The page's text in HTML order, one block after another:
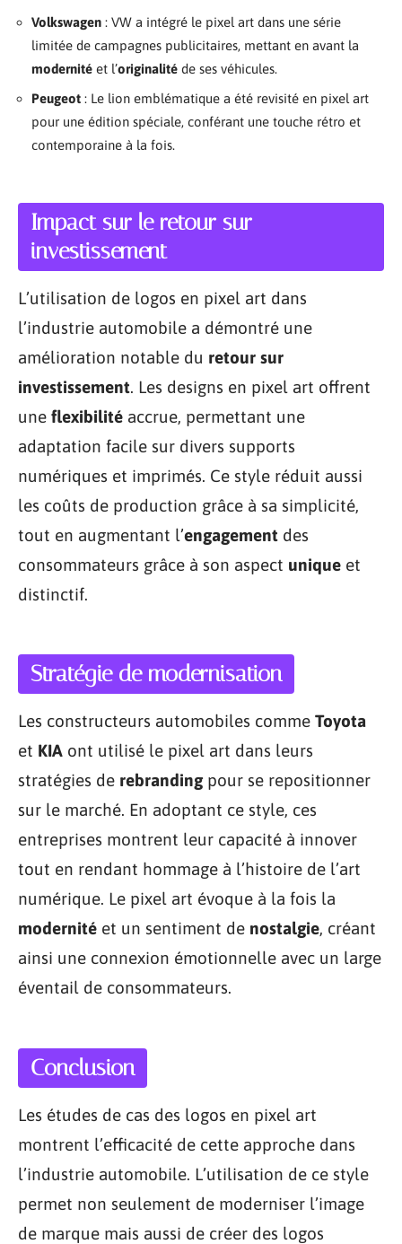
Volkswagen : VW a intégré le pixel art dans une série
limitée de campagnes publicitaires, mettant en avant la
modernité et l’originalité de ses véhicules.
Peugeot : Le lion emblématique a été revisité en pixel art
pour une édition spéciale, conférant une touche rétro et
contemporaine à la fois.
Impact sur le retour sur
investissement
L’utilisation de logos en pixel art dans
l’industrie automobile a démontré une
amélioration notable du retour sur
investissement. Les designs en pixel art offrent
une flexibilité accrue, permettant une
adaptation facile sur divers supports
numériques et imprimés. Ce style réduit aussi
les coûts de production grâce à sa simplicité,
tout en augmentant l’engagement des
consommateurs grâce à son aspect unique et
distinctif.
Stratégie de modernisation
Les constructeurs automobiles comme Toyota
et KIA ont utilisé le pixel art dans leurs
stratégies de rebrandingpour se repositionner
sur le marché. En adoptant ce style, ces
entreprises montrent leur capacité à innover
tout en rendant hommage à l’histoire de l’art
numérique. Le pixel art évoque à la fois la
modernité et un sentiment de nostalgie, créant
ainsi une connexion émotionnelle avec un large
éventail de consommateurs.
Conclusion
Les études de cas des logos en pixel art
montrent l’efficacité de cette approche dans
l’industrie automobile. L’utilisation de ce style
permet non seulement de moderniser l’image
de marque mais aussi de créer des logos